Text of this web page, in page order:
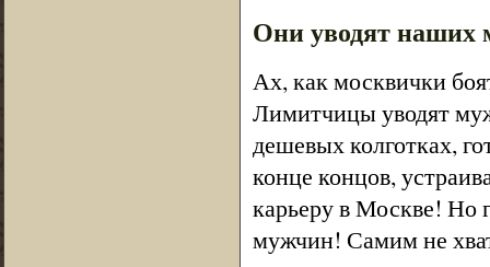
Они уводят наших
Ах, как москвички
Лимитчицы уводят
дешевых колготках,
конце концов,
карьеру в Москве! Но
мужчин! Самим не